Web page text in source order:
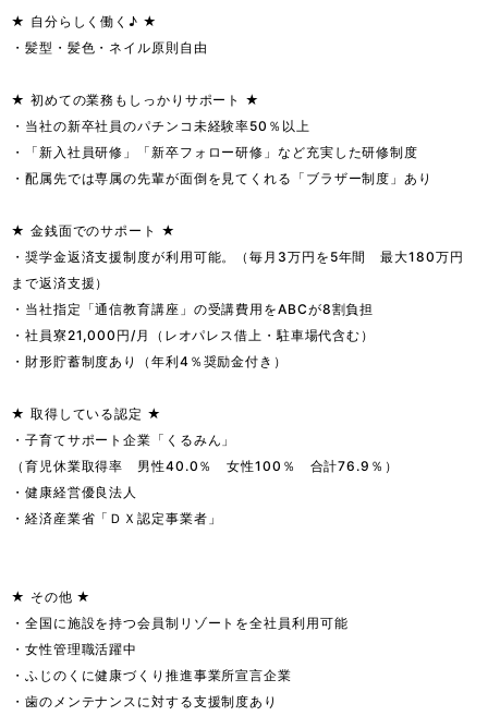
★ 自分らしく働く♪ ★
・髪型・髪色・ネイル原則自由
★ 初めての業務もしっかりサポート ★
・当社の新卒社員のパチンコ未経験率50％以上
・「新入社員研修」「新卒フォロー研修」など充実した研修制度
・配属先では専属の先輩が面倒を見てくれる「ブラザー制度」あり
★ 金銭面でのサポート ★
・奨学金返済支援制度が利用可能。（毎月3万円を5年間　最大180万円
まで返済支援）
・当社指定「通信教育講座」の受講費用をABCが8割負担
・社員寮21,000円/月（レオパレス借上・駐車場代含む）
・財形貯蓄制度あり（年利4％奨励金付き）
★ 取得している認定 ★
・子育てサポート企業「くるみん」
（育児休業取得率　男性40.0％　女性100％　合計76.9％）
・健康経営優良法人
・経済産業省「ＤＸ認定事業者」
★ その他 ★
・全国に施設を持つ会員制リゾートを全社員利用可能
・女性管理職活躍中
・ふじのくに健康づくり推進事業所宣言企業
・歯のメンテナンスに対する支援制度あり